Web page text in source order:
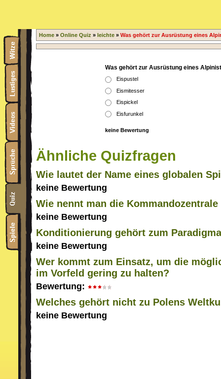
Home » Online Quiz » leichte » Was gehört zur Ausrüstung eines
Was gehört zur Ausrüstung eines
Eispustel
Eismitesser
Eispickel
Eisfurunkel
keine Bewertung
Ähnliche Quizfragen
Wie lautet der Name eines globalen
keine Bewertung
Wie nennt man die
keine Bewertung
Konditionierung gehört zum
keine Bewertung
Wer kommt zum Einsatz, um die
im Vorfeld gering zu halten?
Bewertung:
Welches gehört nicht zu Polens
keine Bewertung